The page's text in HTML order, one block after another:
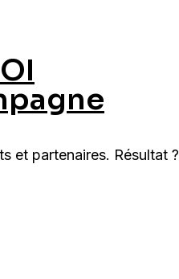
et partenaires. Résultat ?